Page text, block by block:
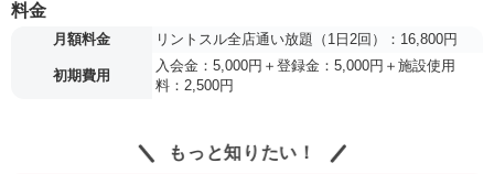
料金
月額料金 リントスル全店通い放題（1日2回）：16,800円
初期費用
入会金：5,000円＋登録金：5,000円＋施設使用
料：2,500円
もっと知りたい！